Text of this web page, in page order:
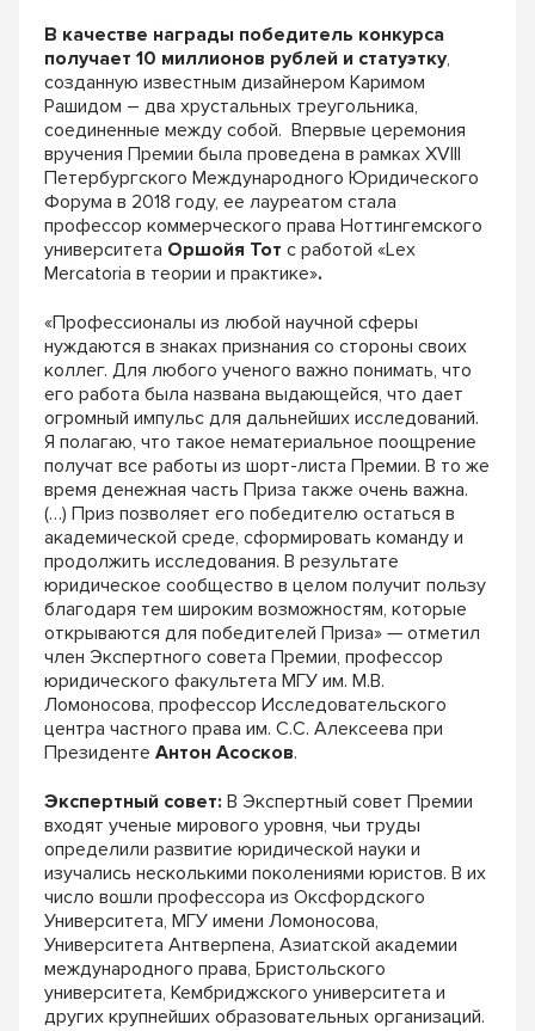
В качестве награды победитель конкурса
получает 10 миллионов рублей и статуэтку,
созданную известным дизайнером Каримом
Рашидом – два хрустальных треугольника,
соединенные между собой. Впервые церемония
вручения Премии была проведена в рамках XVIII
Петербургского Международного Юридического
Форума в 2018 году, ее лауреатом стала
профессор коммерческого права Ноттингемского
университета Оршойя Тот с работой «Lex
Mercatoria в теории и практике».
«Профессионалы из любой научной сферы
нуждаются в знаках признания со стороны своих
коллег. Для любого ученого важно понимать, что
его работа была названа выдающейся, что дает
огромный импульс для дальнейших исследований.
Я полагаю, что такое нематериальное поощрение
получат все работы из шорт-листа Премии. В то же
время денежная часть Приза также очень важна.
(…) Приз позволяет его победителю остаться в
академической среде, сформировать команду и
продолжить исследования. В результате
юридическое сообщество в целом получит пользу
благодаря тем широким возможностям, которые
открываются для победителей Приза» — отметил
член Экспертного совета Премии, профессор
юридического факультета МГУ им. М.В.
Ломоносова, профессор Исследовательского
центра частного права им. С.С. Алексеева при
Президенте Антон Асосков.
Экспертный совет: В Экспертный совет Премии
входят ученые мирового уровня, чьи труды
определили развитие юридической науки и
изучались несколькими поколениями юристов. В их
число вошли профессора из Оксфордского
Университета, МГУ имени Ломоносова,
Университета Антверпена, Азиатской академии
международного права, Бристольского
университета, Кембриджского университета и
других крупнейших образовательных организаций.